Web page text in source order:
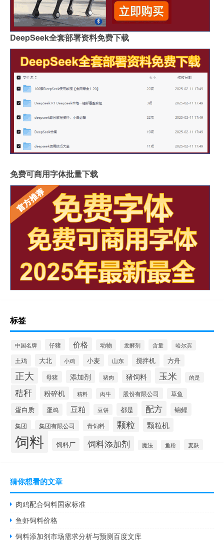
DeepSeek全套部署资料免费下载
免费可商用字体批量下载
标签
中国名牌 仔猪 价格 动物 发酵剂 含量 哈尔滨
土鸡 大北 小鸡 小麦 山东 搅拌机 方舟
正大 母猪 添加剂 猪肉 猪饲料 玉米 的是
秸秆 粉碎机 精料 肉牛 股份有限公司 草鱼
蛋白质 蛋鸡 豆粕 豆饼 都是 配方 锦鲤
集团 集团有限公司 青饲料 颗粒 颗粒机
饲料 饲料厂 饲料添加剂 魔法 鱼粉 麦麸
猜你想看的文章
肉鸡配合饲料国家标准
鱼虾饲料价格
饲料添加剂市场需求分析与预测百度文库